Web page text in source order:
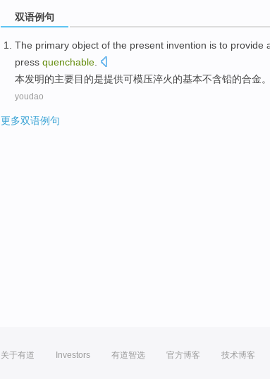
双语例句
The primary object of the present invention is to provide
press quenchable
本发明的主要目的是提供可模压淬火的基本不含铅的合金。
youdao
更多双语例句
关于有道 Investors 有道智选 官方博客 技术博客